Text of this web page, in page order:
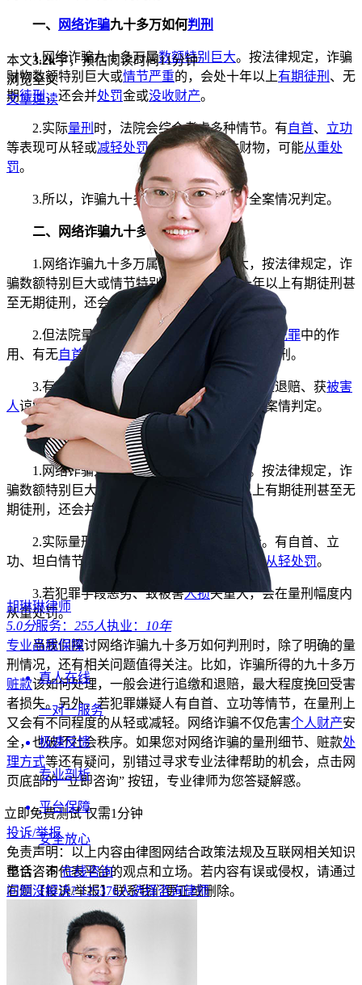
一、 网络诈骗九十多万如何判刑
1.网络诈骗九十多万属数额特别巨大。按法律规定，诈骗
财物数额特别巨大或情节严重的，会处十年以上有期徒刑 、无
期徒刑，还会并处罚金或没收财产。
2.实际量刑 时，法院会综合考虑多种情节。有自首、 立功
等表现可从轻或减轻处罚；若骗弱势群体财物，可能从重处
罚。
3.所以，诈骗九十多万具体判罚要结合全案情况判定。
二、网络诈骗九十多万要判几年
1.网络诈骗九十多万属于数额特别巨大，按法律规定，诈
骗数额特别巨大或情节特别严重的，会处十年以上有期徒刑甚
至无期徒刑，还会并处
罚金或没收财产。
2.但法院量刑并非只看数额。 犯罪嫌疑人 犯罪中的作
用、有无自首立功 、是否退赃退赔等都会影响量刑。
3.有自首情节 可从轻或减轻处罚，积极退赃退赔、获被害
人谅解也对量刑有利。最终量刑由法院依具体案情判定。
三、网络诈骗九十多万有哪些
1.网络诈骗九十多万属于数额特别巨大。按法律规定，诈
骗数额特别巨大或情节严重的，会判十年以上有期徒刑甚至无
期徒刑，还会并处罚金或没收财产。
2.实际量刑时，法院会综合考量多种因素。有自首、立
功、坦白情节，积极退赃退赔并获谅解，可能从轻处罚。
3.若犯罪手段恶劣、致被害人损失重大，会在量刑幅度内
从重处罚。
当我们探讨网络诈骗九十多万如何判刑时，除了明确的量
刑情况，还有相关问题值得关注。比如，诈骗所得的九十多万
赃款该如何处理，一般会进行追缴和退赔，最大程度挽回受害
者损失。另外，若犯罪嫌疑人有自首、立功等情节，在量刑上
又会有不同程度的从轻或减轻。网络诈骗不仅危害个人财产安
全，也破坏社会秩序。如果您对网络诈骗的量刑细节、赃款处
理方式等还有疑问，别错过寻求专业法律帮助的机会，点击网
页底部的 “立即咨询” 按钮，专业律师为您答疑解惑。
立即免费测试仅需1分钟
投诉/举报
免责声明：以上内容由律图网结合政策法规及互联网相关知识
整合，不代表平台的观点和立场。若内容有误或侵权，请通过
右侧【投诉/举报】联系我们更正或删除。
本文3.2k字，预估阅读时间11分钟
浏览全文
文章速读
胡琳琳律师
5.0分服务： 255人执业：
10年
专业品质保障
真人在线
一对一服务
极速反馈
专业剖析
平台保障
安全放心
电话咨询 在线咨询
问题没解决?125376人选择咨询律师